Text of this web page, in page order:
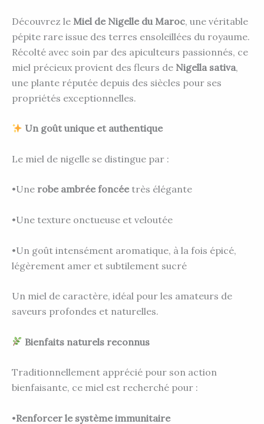
Découvrez le Miel de Nigelle du Maroc, une véritable
pépite rare issue des terres ensoleillées du royaume.
Récolté avec soin par des apiculteurs passionnés, ce
miel précieux provient des fleurs de Nigella sativa,
une plante réputée depuis des siècles pour ses
propriétés exceptionnelles.
Un goût unique et authentique
Le miel de nigelle se distingue par :
•Une robe ambrée foncéetrès élégante
•Une texture onctueuse et veloutée
•Un goût intensément aromatique, à la fois épicé,
légèrement amer et subtilement sucré
Un miel de caractère, idéal pour les amateurs de
saveurs profondes et naturelles.
Bienfaits naturels reconnus
Traditionnellement apprécié pour son action
bienfaisante, ce miel est recherché pour :
•Renforcer le système immunitaire